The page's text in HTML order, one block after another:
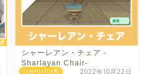
シャーレアン系
シャーレアン・チェア -
Sharlayan Chair-
2022年10月22日